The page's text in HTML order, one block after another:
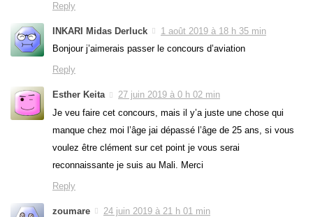
Reply
INKARI Midas Derluck
1 août 2019 à 18 h 35 min
Bonjour j’aimerais passer le concours d’aviation
Reply
Esther Keita
27 juin 2019 à 0 h 02 min
Je veu faire cet concours, mais il y’a juste une chose qui
manque chez moi l’âge jai dépassé l’âge de 25 ans, si vous
voulez être clément sur cet point je vous serai
reconnaissante je suis au Mali. Merci
Reply
zoumare
24 juin 2019 à 21 h 01 min